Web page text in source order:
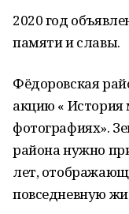
2020 год
памяти и славы.
Фёдоровская
акцию « История
фотографиях».
района нужно
лет,
повседневную